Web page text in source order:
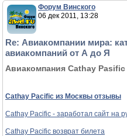
Форум Винского
06 дек 2011, 13:28
Re: Авиакомпании мира:
авиакомпаний от А до Я
Авиакомпания Cathay Pasific
Cathay Pacific из Москвы отзывы
Cathay Pacific - заработал сайт на
Cathay Pacific возврат билета